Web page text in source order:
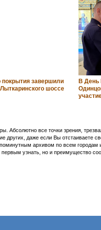
завершили
шоссе
В День
Абсолютно все точки зрения,
других, даже если Вы отстаиваете
архивом по всем городам
узнать, но и преимущество